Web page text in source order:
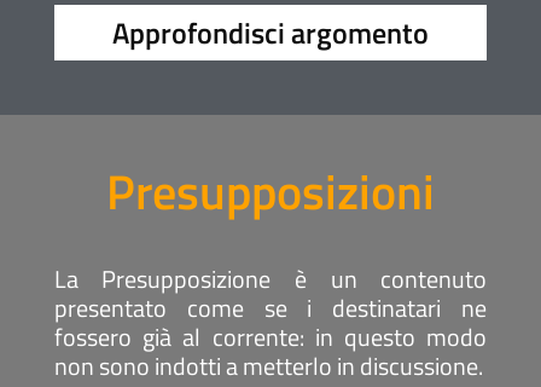
Approfondisci argomento
Presupposizioni
La Presupposizione è un contenuto
presentato come se i destinatari ne
fossero già al corrente: in questo modo
non sono indotti a metterlo in discussione.